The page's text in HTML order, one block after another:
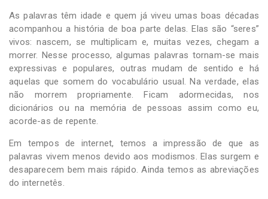
As palavras têm idade e quem já viveu umas boas décadas
acompanhou a história de boa parte delas. Elas são “seres”
vivos: nascem, se multiplicam e, muitas vezes, chegam a
morrer. Nesse processo, algumas palavras tornam-se mais
expressivas e populares, outras mudam de sentido e há
aquelas que somem do vocabulário usual. Na verdade, elas
não morrem propriamente. Ficam adormecidas, nos
dicionários ou na memória de pessoas assim como eu,
acorde-as de repente.
Em tempos de internet, temos a impressão de que as
palavras vivem menos devido aos modismos. Elas surgem e
desaparecem bem mais rápido. Ainda temos as abreviações
do internetês.